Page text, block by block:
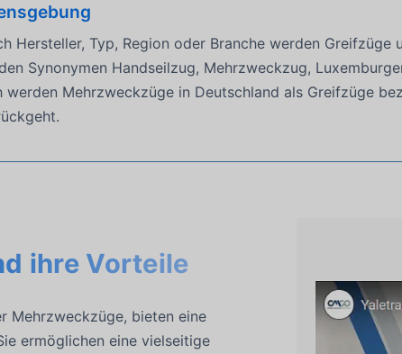
Hersteller, Typ, Region oder Branche werden Greifzüge
Synonymen Handseilzug, Mehrzweckzug,
werden Mehrzweckzüge in Deutschland als Greifzüge
ihre Vorteile
Mehrzweckzüge, bieten eine
ermöglichen eine vielseitige